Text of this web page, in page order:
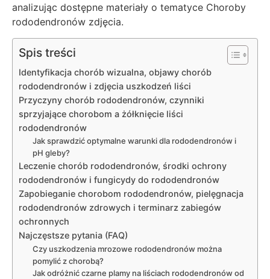
analizując dostępne materiały o tematyce Choroby
rododendronów zdjęcia.
Spis treści
Identyfikacja chorób wizualna, objawy chorób
rododendronów i zdjęcia uszkodzeń liści
Przyczyny chorób rododendronów, czynniki
sprzyjające chorobom a żółknięcie liści
rododendronów
Jak sprawdzić optymalne warunki dla rododendronów i
pH gleby?
Leczenie chorób rododendronów, środki ochrony
rododendronów i fungicydy do rododendronów
Zapobieganie chorobom rododendronów, pielęgnacja
rododendronów zdrowych i terminarz zabiegów
ochronnych
Najczęstsze pytania (FAQ)
Czy uszkodzenia mrozowe rododendronów można
pomylić z chorobą?
Jak odróżnić czarne plamy na liściach rododendronów od